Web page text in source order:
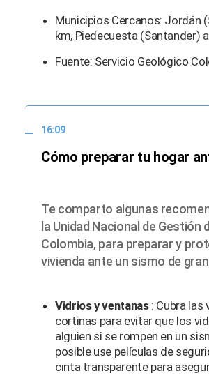
Municipios Cercanos: Jordán
km, Piedecuesta (Santander)
Fuente: Servicio Geológico
16:09
Cómo preparar tu hogar
Te comparto algunas
la Unidad Nacional de Gestión
Colombia, para preparar y
vivienda ante un sismo de
Vidrios y ventanas: Cubra las
cortinas para evitar que los
alguien si se rompen en un
posible use películas de
cinta transparente para